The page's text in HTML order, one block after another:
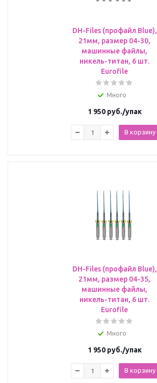
DH-Files (профайл Blue),
21мм, размер 04-30,
машинные файлы,
никель-титан, 6 шт.
Eurofile
Много
1 950руб./упак
В корзину
DH-Files (профайл Blue),
21мм, размер 04-35,
машинные файлы,
никель-титан, 6 шт.
Eurofile
Много
1 950руб./упак
В корзину